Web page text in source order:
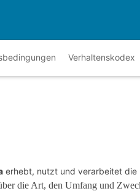
Verhaltenskodex
erhebt, nutzt und verarbeitet die
die Art, den Umfang und